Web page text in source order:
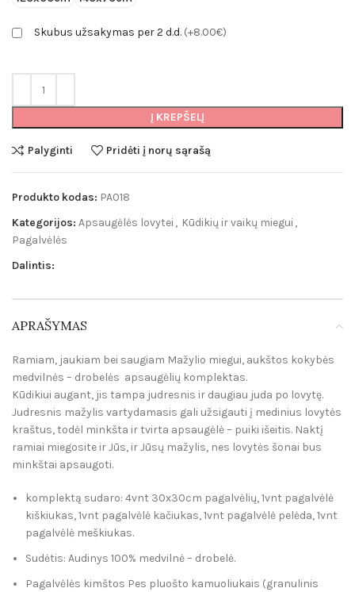
Skubus užsakymas per 2 d.d. (+8.00€)
Į KREPŠELĮ
Palyginti Pridėti į norų sąrašą
Produkto kodas: PA018
Kategorijos: Apsaugėlės lovytei , Kūdikių ir vaikų miegui ,
Pagalvėlės
Dalintis:
APRAŠYMAS
Ramiam, jaukiam bei saugiam Mažylio miegui, aukštos kokybės
medvilnės – drobelės apsaugėlių komplektas.
Kūdikiui augant, jis tampa judresnis ir daugiau juda po lovytę.
Judresnis mažylis vartydamasis gali užsigauti į medinius lovytės
kraštus, todėl minkšta ir tvirta apsaugėlė – puiki išeitis. Naktį
ramiai miegosite ir Jūs, ir Jūsų mažylis, nes lovytės šonai bus
minkštai apsaugoti.
komplektą sudaro: 4vnt 30x30cm pagalvėlių, 1vnt pagalvėlė
kiškiukas, 1vnt pagalvėlė kačiukas, 1vnt pagalvėlė pelėda, 1vnt
pagalvėlė meškiukas.
Sudėtis: Audinys 100% medvilnė – drobelė.
Pagalvėlės kimštos Pes pluošto kamuoliukais (granulinis